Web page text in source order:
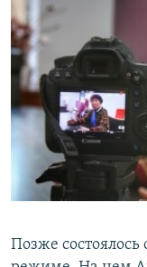
Позже состоялось